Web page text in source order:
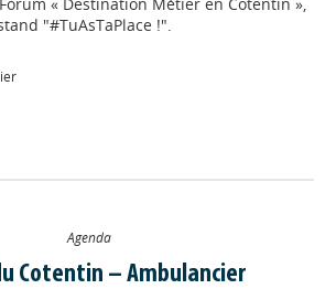
"#TuAsTaPlace !".
Agenda
Cotentin – Ambulancier